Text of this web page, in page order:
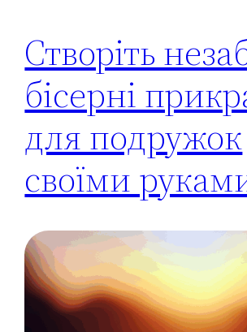
Створіть
бісерні
для подружок
своїми